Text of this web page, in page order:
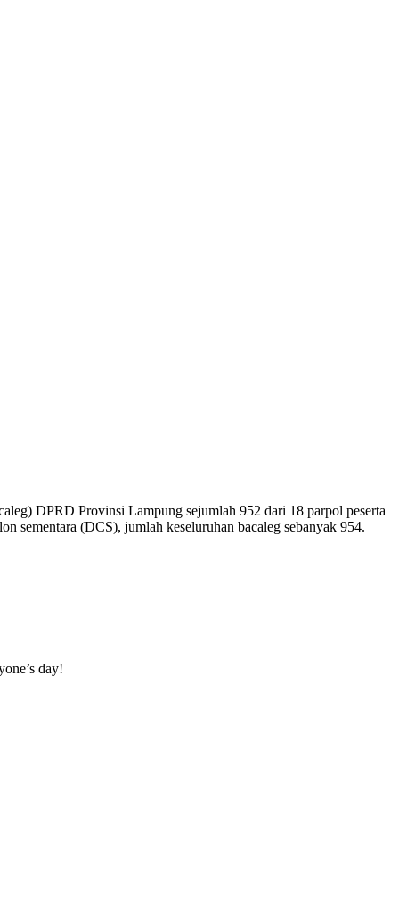
DPRD Provinsi Lampung sejumlah 952 dari 18 parpol peserta
sementara (DCS), jumlah keseluruhan bacaleg sebanyak 954.
day!